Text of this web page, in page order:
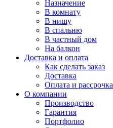
Назначение
В комнату
В нишу
В спальню
В частный дом
На балкон
Доставка и оплата
Как сделать заказ
Доставка
Оплата и рассрочка
О компании
Производство
Гарантия
Портфолио